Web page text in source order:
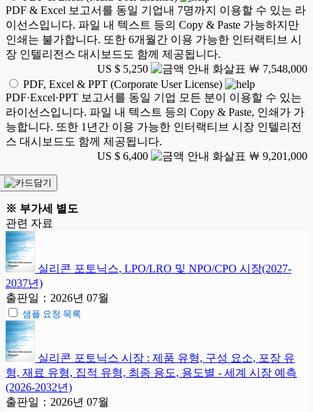
PDF & Excel 보고서를 동일 기업내 7명까지 이용할 수 있는 라
이선스입니다. 파일 내 텍스트 등의 Copy & Paste 가능하지만
인쇄는 불가합니다. 또한 6개월간 이용 가능한 인터랙티브 시
장 인텔리전스 대시보드도 함께 제공됩니다.
US $ 5,250
￦ 7,548,000
PDF, Excel & PPT (Corporate User License)
PDF·Excel·PPT 보고서를 동일 기업 모든 분이 이용할 수 있는
라이선스입니다. 파일 내 텍스트 등의 Copy & Paste, 인쇄가 가
능합니다. 또한 1년간 이용 가능한 인터랙티브 시장 인텔리전
스 대시보드도 함께 제공됩니다.
US $ 6,400
￦ 9,201,000
※ 부가세 별도
관련 자료
실리콘 포토닉스, LPO/LRO 및 NPO/CPO 시장(2027-
2037년)
출판일：2026년 07월
샘플 요청 목록
실리콘 포토닉스 시장 : 제품 유형, 구성 요소, 포장 유
형, 재료 유형, 집적 유형, 최종 용도, 용도별 - 세계 시장 예측
(2026-2032년)
출판일：2026년 07월